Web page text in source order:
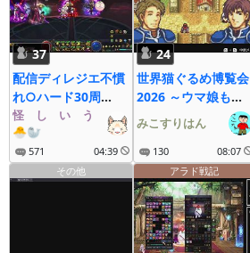
37
配信ディレジエ不慣
れ○ハード30周
12：30～
怪゚し゚い゚う゚な゚ぎ゚
🐣🦭
571 04:39
24
世界猫ぐるめ博覧会
2026 ～ウマ娘も大
疾走にゃ～
みこすりはん
130 08:07
その他
アラド戦記